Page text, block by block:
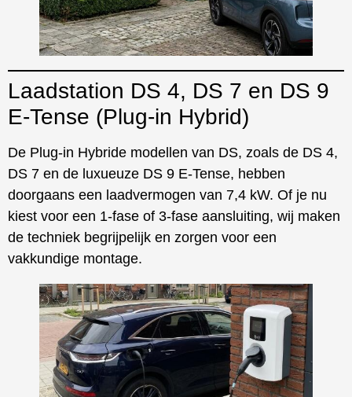
Laadstation DS 4, DS 7 en DS 9
E-Tense (Plug-in Hybrid)
De Plug-in Hybride modellen van DS, zoals de DS 4,
DS 7 en de luxueuze DS 9 E-Tense, hebben
doorgaans een laadvermogen van 7,4 kW. Of je nu
kiest voor een 1-fase of 3-fase aansluiting, wij maken
de techniek begrijpelijk en zorgen voor een
vakkundige montage.